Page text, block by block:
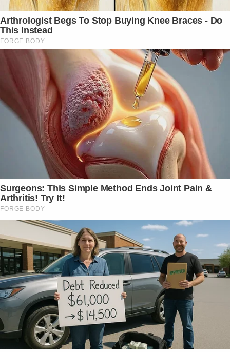
Arthrologist Begs To Stop Buying Knee Braces - Do
This Instead
FORGE BODY
Surgeons: This Simple Method Ends Joint Pain &
Arthritis! Try It!
FORGE BODY